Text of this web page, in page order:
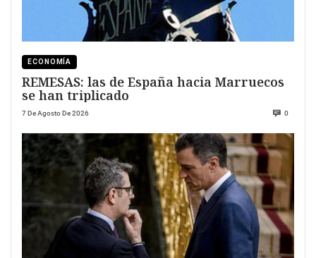
ECONOMÍA
REMESAS: las de España hacia Marruecos
se han triplicado
7 De Agosto De 2026 0